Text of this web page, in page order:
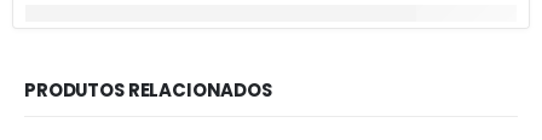
PRODUTOS RELACIONADOS